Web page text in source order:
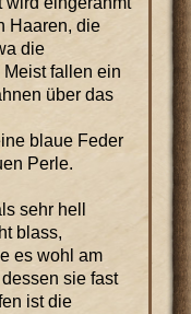
Haaren, die
die
fallen ein
über das
blaue Feder
Perle.
sehr hell
blass,
es wohl am
sie fast
ist die